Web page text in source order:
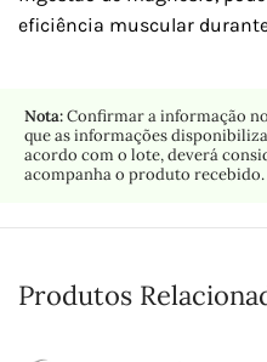
eficiência muscular
Nota:Confirmar a informação
que as informações
acordo com o lote, deverá
acompanha o produto recebido.
Produtos